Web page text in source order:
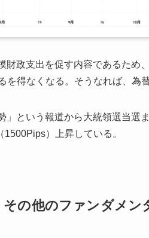
財政支出を促す内容であるため
を得なくなる。そうなれば、為
」という報道から大統領選当選
）上昇している。
その他のファンダメン